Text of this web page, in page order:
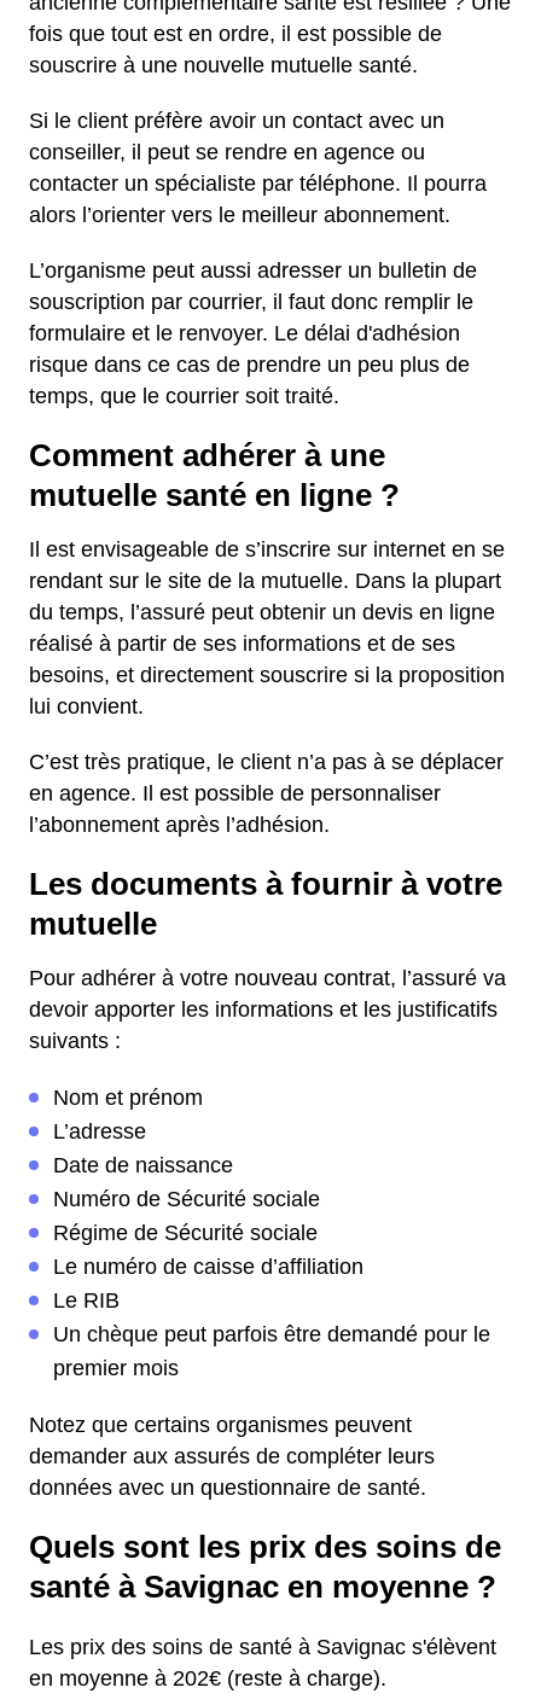
fois que tout est en ordre, il est possible de
souscrire à une nouvelle mutuelle santé.
Si le client préfère avoir un contact avec un
conseiller, il peut se rendre en agence ou
contacter un spécialiste par téléphone. Il pourra
alors l’orienter vers le meilleur abonnement.
L’organisme peut aussi adresser un bulletin de
souscription par courrier, il faut donc remplir le
formulaire et le renvoyer. Le délai d'adhésion
risque dans ce cas de prendre un peu plus de
temps, que le courrier soit traité.
Comment adhérer à une
mutuelle santé en ligne ?
Il est envisageable de s’inscrire sur internet en se
rendant sur le site de la mutuelle. Dans la plupart
du temps, l’assuré peut obtenir un devis en ligne
réalisé à partir de ses informations et de ses
besoins, et directement souscrire si la proposition
lui convient.
C’est très pratique, le client n’a pas à se déplacer
en agence. Il est possible de personnaliser
l’abonnement après l’adhésion.
Les documents à fournir à votre
mutuelle
Pour adhérer à votre nouveau contrat, l’assuré va
devoir apporter les informations et les justificatifs
suivants :
Nom et prénom
L’adresse
Date de naissance
Numéro de Sécurité sociale
Régime de Sécurité sociale
Le numéro de caisse d’affiliation
Le RIB
Un chèque peut parfois être demandé pour le
premier mois
Notez que certains organismes peuvent
demander aux assurés de compléter leurs
données avec un questionnaire de santé.
Quels sont les prix des soins de
santé à Savignac en moyenne ?
Les prix des soins de santé à Savignac s'élèvent
en moyenne à 202€ (reste à charge).